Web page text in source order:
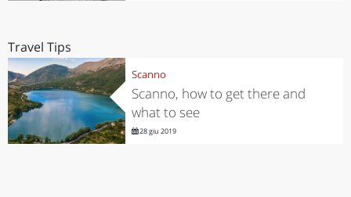
Travel Tips
Scanno
Scanno, how to get there and
what to see
28 giu 2019